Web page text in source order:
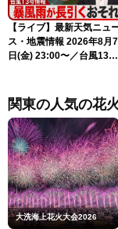
【ライブ】最新天気ニュ
ス・地震情報 2026年8月7
日(金) 23:00〜／台風13号
関東の人気の花
大洗海上花火大会2026